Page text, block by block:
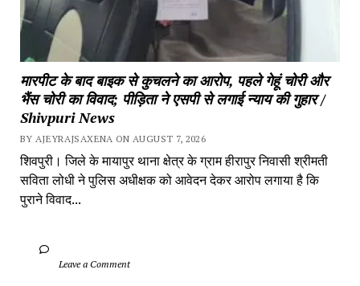
मारपीट के बाद बाइक से कुचलने का आरोप, पहले गेहूं चोरी और
भैंस चोरी का विवाद; पीड़िता ने एसपी से लगाई न्याय की गुहार /
Shivpuri News
BY AJEYRAJSAXENA ON AUGUST 7, 2026
शिवपुरी। जिले के मायापुर थाना क्षेत्र के ग्राम हीरापुर निवासी श्रीमती
सविता लोधी ने पुलिस अधीक्षक को आवेदन देकर आरोप लगाया है कि
पुराने विवाद...
		Leave a Comment